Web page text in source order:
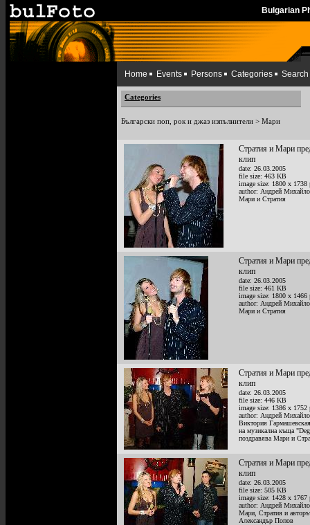
Bulgarian
Home Events Persons Categories Search
Categories
Български поп, рок и джаз изпълнители > Мари
Стратия и Мари
клип
date: 26.03.2005
file size: 463 KB
image size: 1800 x 1738
author: Андрей
Мари и Стратия
Стратия и Мари
клип
date: 26.03.2005
file size: 461 KB
image size: 1800 x 1466
author: Андрей
Мари и Стратия
Стратия и Мари
клип
date: 26.03.2005
file size: 446 KB
image size: 1386 x 1752
author: Андрей
Виктория
на музикална къща
поздравява Мари и
Стратия и Мари
клип
date: 26.03.2005
file size: 505 KB
image size: 1428 x 1767
author: Андрей
Мари, Стратия и
Александър Попов